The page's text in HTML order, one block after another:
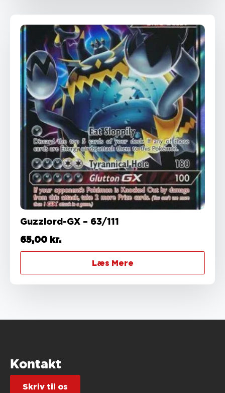
Guzzlord-GX – 63/111
65,00 kr.
Læs Mere
Kontakt
Skriv til os